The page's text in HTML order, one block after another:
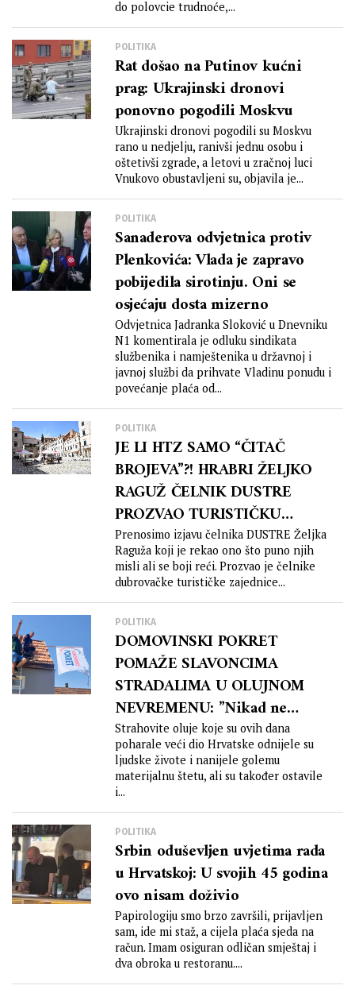
do polovcie trudnoće,...
POLITIKA
Rat došao na Putinov kućni
prag: Ukrajinski dronovi
ponovno pogodili Moskvu
Ukrajinski dronovi pogodili su Moskvu
rano u nedjelju, ranivši jednu osobu i
oštetivši zgrade, a letovi u zračnoj luci
Vnukovo obustavljeni su, objavila je...
POLITIKA
Sanaderova odvjetnica protiv
Plenkovića: Vlada je zapravo
pobijedila sirotinju. Oni se
osjećaju dosta mizerno
Odvjetnica Jadranka Sloković u Dnevniku
N1 komentirala je odluku sindikata
službenika i namještenika u državnoj i
javnoj službi da prihvate Vladinu ponudu i
povećanje plaća od...
POLITIKA
JE LI HTZ SAMO “ČITAČ
BROJEVA”?! HRABRI ŽELJKO
RAGUŽ ČELNIK DUSTRE
PROZVAO TURISTIČKU
ZAJEDNICU!!
Prenosimo izjavu čelnika DUSTRE Željka
Raguža koji je rekao ono što puno njih
misli ali se boji reći. Prozvao je čelnike
dubrovačke turističke zajednice...
POLITIKA
DOMOVINSKI POKRET
POMAŽE SLAVONCIMA
STRADALIMA U OLUJNOM
NEVREMENU: ”Nikad ne
zaboravljamo svoj narod”
Strahovite oluje koje su ovih dana
poharale veći dio Hrvatske odnijele su
ljudske živote i nanijele golemu
materijalnu štetu, ali su također ostavile
i...
POLITIKA
Srbin oduševljen uvjetima rada
u Hrvatskoj: U svojih 45 godina
ovo nisam doživio
Papirologiju smo brzo završili, prijavljen
sam, ide mi staž, a cijela plaća sjeda na
račun. Imam osiguran odličan smještaj i
dva obroka u restoranu....